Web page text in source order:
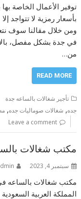
توفير الأعمال الخاصة
بأسعار رمزية لا تتواجد
ومن خلال مقالنا سوف
في جدة بشكل مفصل،
من…
READ MORE
تأجير شغالات بالساعه جدة
جده, شغالات صوماليات جده,
Leave a comment
مكتب شغالات بالساعه
سبتمبر 4, 2023
مكتب شغالات بالساعه
المملكة العربية